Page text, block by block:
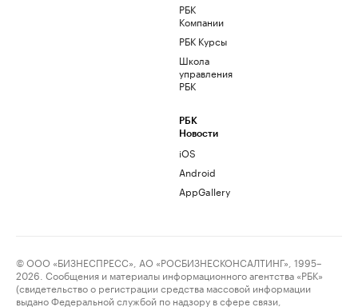
РБК
Компании
РБК Курсы
Школа
управления
РБК
РБК
Новости
iOS
Android
AppGallery
© ООО «БИЗНЕСПРЕСС», АО «РОСБИЗНЕСКОНСАЛТИНГ», 1995–
2026. Сообщения и материалы информационного агентства «РБК»
(свидетельство о регистрации средства массовой информации
выдано Федеральной службой по надзору в сфере связи,